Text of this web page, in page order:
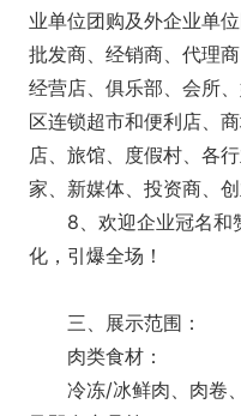
业单位团购及外企业单
批发商、经销商、代理
经营店、俱乐部、会所
区连锁超市和便利店、
店、旅馆、度假村、各
家、新媒体、投资商、创
8、欢迎企业冠名和
化，引爆全场！
三、展示范围：
肉类食材：
冷冻/冰鲜肉、肉卷、